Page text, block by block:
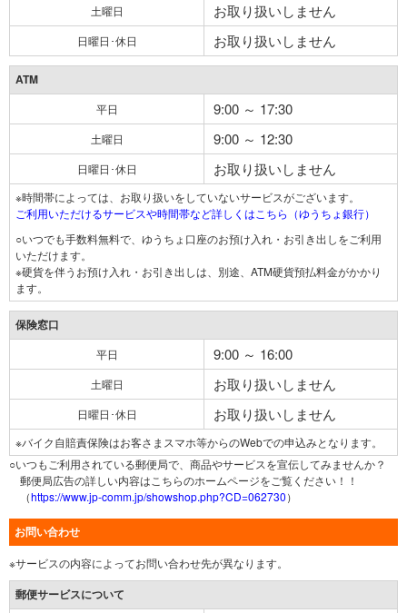
土曜日 お取り扱いしません
日曜日･休日 お取り扱いしません
ATM
平日 9:00 ～ 17:30
土曜日 9:00 ～ 12:30
日曜日･休日 お取り扱いしません
※時間帯によっては、お取り扱いをしていないサービスがございます。
ご利用いただけるサービスや時間帯など詳しくはこちら（ゆうちょ銀行）
○いつでも手数料無料で、ゆうちょ口座のお預け入れ・お引き出しをご利用
いただけます。
※硬貨を伴うお預け入れ・お引き出しは、別途、ATM硬貨預払料金がかかり
ます。
保険窓口
平日 9:00 ～ 16:00
土曜日 お取り扱いしません
日曜日･休日 お取り扱いしません
※バイク自賠責保険はお客さまスマホ等からのWebでの申込みとなります。
○いつもご利用されている郵便局で、商品やサービスを宣伝してみませんか？
郵便局広告の詳しい内容はこちらのホームページをご覧ください！！
（https://www.jp-comm.jp/showshop.php?CD=062730）
お問い合わせ
※サービスの内容によってお問い合わせ先が異なります。
郵便サービスについて